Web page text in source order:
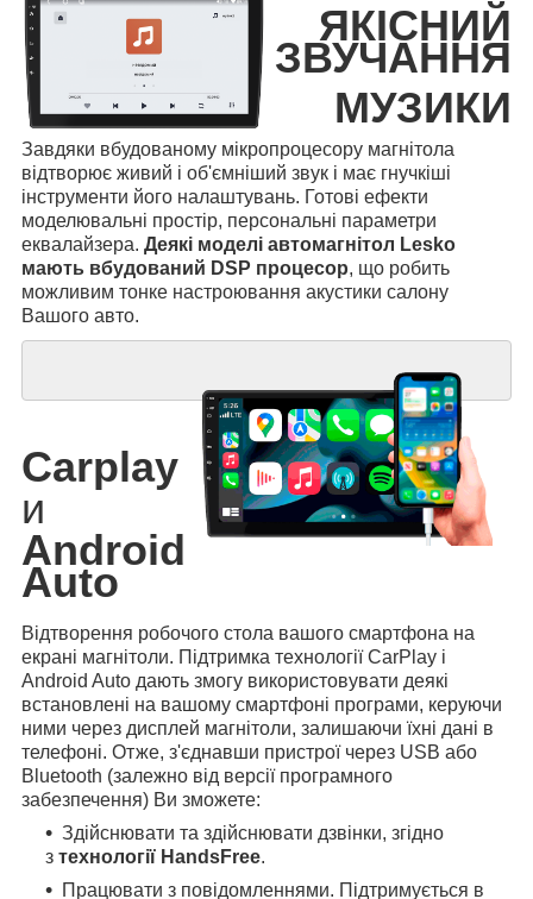
ЯКІСНИЙ
ЗВУЧАННЯ
МУЗИКИ
Завдяки вбудованому мікропроцесору магнітола
відтворює живий і об'ємніший звук і має гнучкіші
інструменти його налаштувань. Готові ефекти
моделювальні простір, персональні параметри
еквалайзера. Деякі моделі автомагнітол Lesko
мають вбудований DSP процесор, що робить
можливим тонке настроювання акустики салону
Вашого авто.
Carplay
и
Android
Auto
Відтворення робочого стола вашого смартфона на
екрані магнітоли. Підтримка технології CarPlay і
Android Auto дають змогу використовувати деякі
встановлені на вашому смартфоні програми, керуючи
ними через дисплей магнітоли, залишаючи їхні дані в
телефоні. Отже, з'єднавши пристрої через USB або
Bluetooth (залежно від версії програмного
забезпечення) Ви зможете:
Здійснювати та здійснювати дзвінки, згідно
з технології HandsFree.
Працювати з повідомленнями. Підтримується в